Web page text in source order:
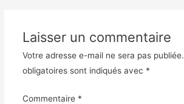
Laisser un commentaire
Votre adresse e-mail ne sera pas publiée.
obligatoires sont indiqués avec *
Commentaire *